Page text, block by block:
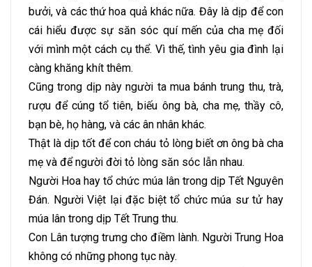
bưởi, và các thứ hoa quả khác nữa. Đây là dịp để con
cái hiểu được sự săn sóc quí mến của cha mẹ đối
với mình một cách cụ thể. Vì thế, tình yêu gia đình lại
càng khăng khít thêm.
Cũng trong dịp này người ta mua bánh trung thu, trà,
rượu để cúng tổ tiên, biếu ông bà, cha mẹ, thầy cô,
bạn bè, họ hàng, và các ân nhân khác.
Thật là dịp tốt để con cháu tỏ lòng biết ơn ông bà cha
mẹ và để người đời tỏ lòng săn sóc lẫn nhau.
Người Hoa hay tổ chức múa lân trong dịp Tết Nguyên
Đán. Người Việt lại đặc biệt tổ chức múa sư tử hay
múa lân trong dịp Tết Trung thu.
Con Lân tượng trưng cho điềm lành. Người Trung Hoa
không có những phong tục này.